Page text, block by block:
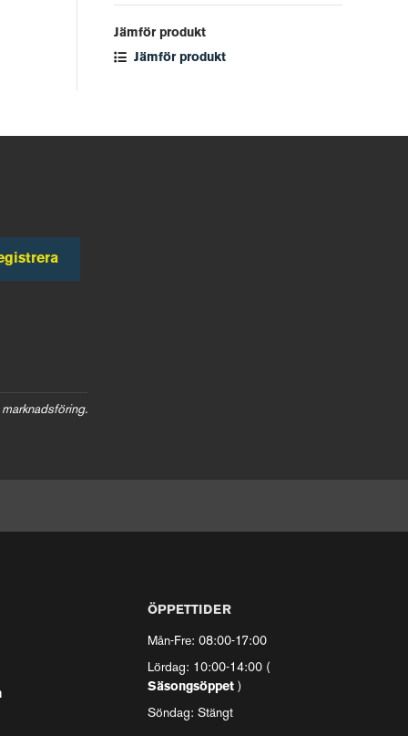
Jämför produkt
Jämför produkt
ÖPPETTIDER
Mån-Fre: 08:00-17:00
Lördag: 10:00-14:00 (
Säsongsöppet )
Söndag: Stängt